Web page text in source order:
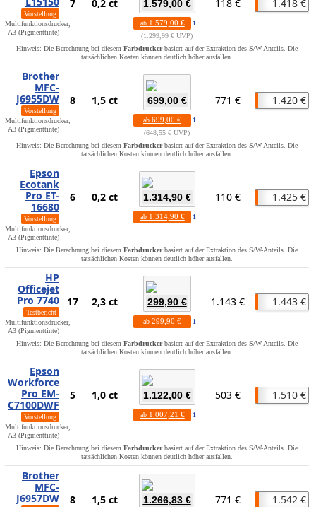
Vorstellung
Multifunktionsdrucker,
A3 (Pigmenttinte)
7 0,2 ct 1.579,00 €
ab 1.579,00 €
1
1.299,99 € UVP
118 € 1.418 €
Hinweis: Die Berechnung bei diesem Farbdruckerbasiert auf der Extraktion des S/W-Anteils. Die
tatsächlichen Kosten können deutlich höher ausfallen.
Brother
MFC-
J6955DW
Vorstellung
Multifunktionsdrucker,
A3 (Pigmenttinte)
8 1,5 ct 699,00 €
ab 699,00 €
1
648,55 € UVP
771 € 1.420 €
Hinweis: Die Berechnung bei diesem Farbdruckerbasiert auf der Extraktion des S/W-Anteils. Die
tatsächlichen Kosten können deutlich höher ausfallen.
Epson
Ecotank
Pro ET-
16680
Vorstellung
Multifunktionsdrucker,
A3 (Pigmenttinte)
6 0,2 ct 1.314,90 €
ab 1.314,90 € 1
110 € 1.425 €
Hinweis: Die Berechnung bei diesem Farbdruckerbasiert auf der Extraktion des S/W-Anteils. Die
tatsächlichen Kosten können deutlich höher ausfallen.
HP
Officejet
Pro 7740
Testbericht
Multifunktionsdrucker,
A3 (Pigmenttinte)
17 2,3 ct 299,90 €
ab 299,90 € 1
1.143 € 1.443 €
Hinweis: Die Berechnung bei diesem Farbdruckerbasiert auf der Extraktion des S/W-Anteils. Die
tatsächlichen Kosten können deutlich höher ausfallen.
Epson
Workforce
Pro EM-
C7100DWF
Vorstellung
Multifunktionsdrucker,
A3 (Pigmenttinte)
5 1,0 ct 1.122,00 €
ab 1.007,21 € 1
503 € 1.510 €
Hinweis: Die Berechnung bei diesem Farbdruckerbasiert auf der Extraktion des S/W-Anteils. Die
tatsächlichen Kosten können deutlich höher ausfallen.
Brother
MFC-
J6957DW
8 1,5 ct 1.266,83 € 771 € 1.542 €